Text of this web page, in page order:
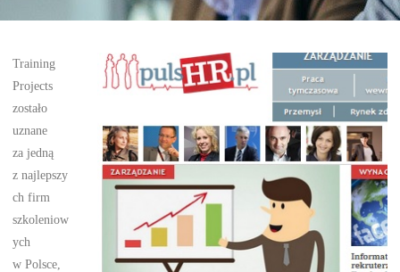
Training
Projects
zostało
uznane
za jedną
z najlepszy
ch firm
szkoleniow
ych
w Polsce,